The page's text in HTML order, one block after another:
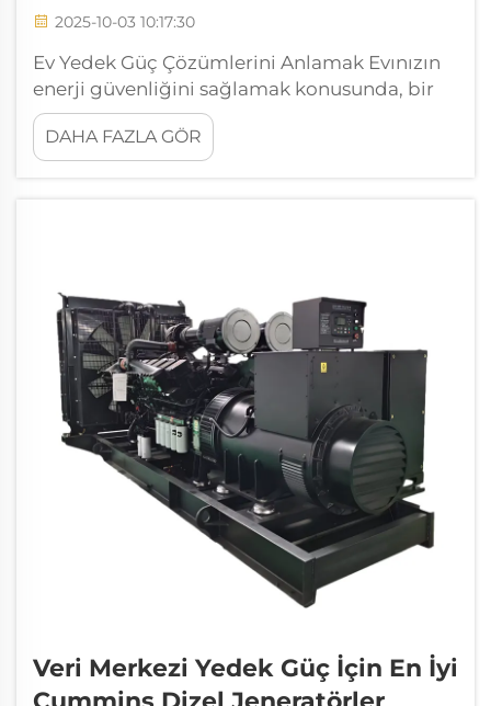
2025-10-03 10:17:30
Ev Yedek Güç Çözümlerini Anlamak Evınızın
enerji güvenliğini sağlamak konusunda, bir
güç jeneratörü beklenmedik kesintilere ve
acil durumlara karşı nihai korumanızdır.
Doğal afetlere yatkın bir bölgede yaşıyor
DAHA FAZLA GÖR
Veri Merkezi Yedek Güç İçin En İyi